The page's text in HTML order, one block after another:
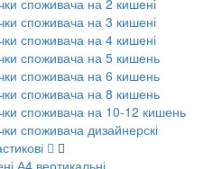
споживача на 2 кишені
споживача на 3 кишені
споживача на 4 кишені
споживача на 5 кишень
споживача на 6 кишень
споживача на 8 кишень
споживача на 10-12 кишень
споживача дизайнерскі